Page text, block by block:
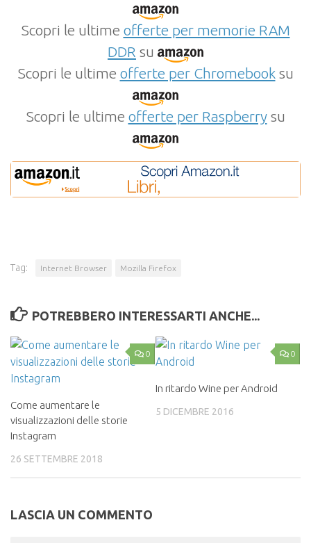
Scopri le ultime offerte per memorie RAM
DDR su
Scopri le ultime offerte per Chromebooksu
Scopri le ultime offerte per Raspberrysu
Tag: Internet Browser Mozilla Firefox
POTREBBERO INTERESSARTI ANCHE...
0
Come aumentare le
visualizzazioni delle storie
Instagram
26 SETTEMBRE 2018
0
In ritardo Wine per Android
5 DICEMBRE 2016
LASCIA UN COMMENTO